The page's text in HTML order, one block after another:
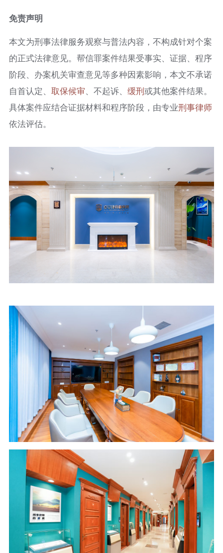
免责声明
本文为刑事法律服务观察与普法内容，不构成针对个案
的正式法律意见。帮信罪案件结果受事实、证据、程序
阶段、办案机关审查意见等多种因素影响，本文不承诺
自首认定、 取保候审、不起诉、 缓刑或其他案件结果。
具体案件应结合证据材料和程序阶段，由专业刑事律师
依法评估。